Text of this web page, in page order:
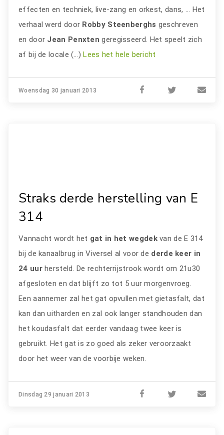
effecten en techniek, live-zang en orkest, dans, ... Het
verhaal werd door Robby Steenberghs geschreven
en door Jean Penxtengeregisseerd. Het speelt zich
af bij de locale (…)Lees het hele bericht
Woensdag 30 januari 2013
Straks derde herstelling van E
314
Vannacht wordt het gat in het wegdekvan de E 314
bij de kanaalbrug in Viversel al voor de derde keer in
24 uurhersteld. De rechterrijstrook wordt om 21u30
afgesloten en dat blijft zo tot 5 uur morgenvroeg.
Een aannemer zal het gat opvullen met gietasfalt, dat
kan dan uitharden en zal ook langer standhouden dan
het koudasfalt dat eerder vandaag twee keer is
gebruikt. Het gat is zo goed als zeker veroorzaakt
door het weer van de voorbije weken.
Dinsdag 29 januari 2013